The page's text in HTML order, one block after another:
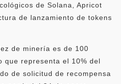
de Solana, Apricot
de lanzamiento de tokens
de minería es de 100
que representa el 10% del
de solicitud de recompensa